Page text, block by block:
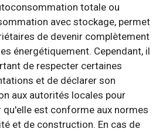
totale ou
avec stockage, permet
de devenir complètement
énergétiquement. Cependant, il
de respecter certaines
et de déclarer son
aux autorités locales pour
qu'elle est conforme aux normes
et de construction. En cas de